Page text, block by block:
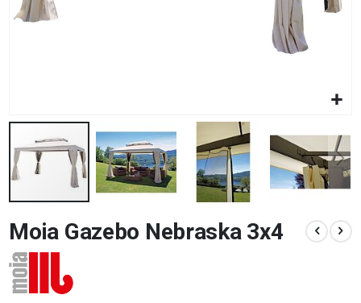
all'inizio
della
galleria
di
immagini
Moia Gazebo Nebraska 3x4